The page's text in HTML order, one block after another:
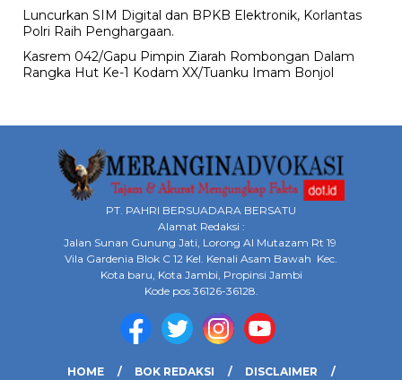
Luncurkan SIM Digital dan BPKB Elektronik, Korlantas
Polri Raih Penghargaan.
Kasrem 042/Gapu Pimpin Ziarah Rombongan Dalam
Rangka Hut Ke-1 Kodam XX/Tuanku Imam Bonjol
PT. PAHRI BERSUADARA BERSATU
Alamat Redaksi :
Jalan Sunan Gunung Jati, Lorong Al Mutazam Rt 19
Vila Gardenia Blok C 12 Kel. Kenali Asam Bawah Kec.
Kota baru, Kota Jambi, Propinsi Jambi
Kode pos 36126-36128.
HOME BOK REDAKSI
DISCLAIMER